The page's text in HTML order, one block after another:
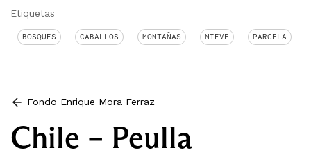
Etiquetas
BOSQUES CABALLOS MONTAÑAS NIEVE PARCELA
Fondo Enrique Mora Ferraz
Chile – Peulla